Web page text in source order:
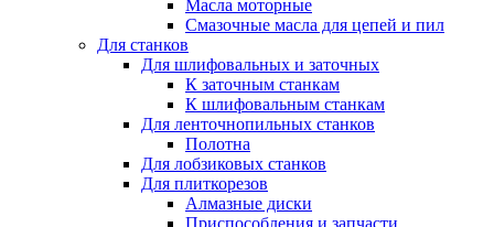
Масла моторные
Смазочные масла для цепей и пил
Для станков
Для шлифовальных и заточных
К заточным станкам
К шлифовальным станкам
Для ленточнопильных станков
Полотна
Для лобзиковых станков
Для плиткорезов
Алмазные диски
Приспособления и запчасти